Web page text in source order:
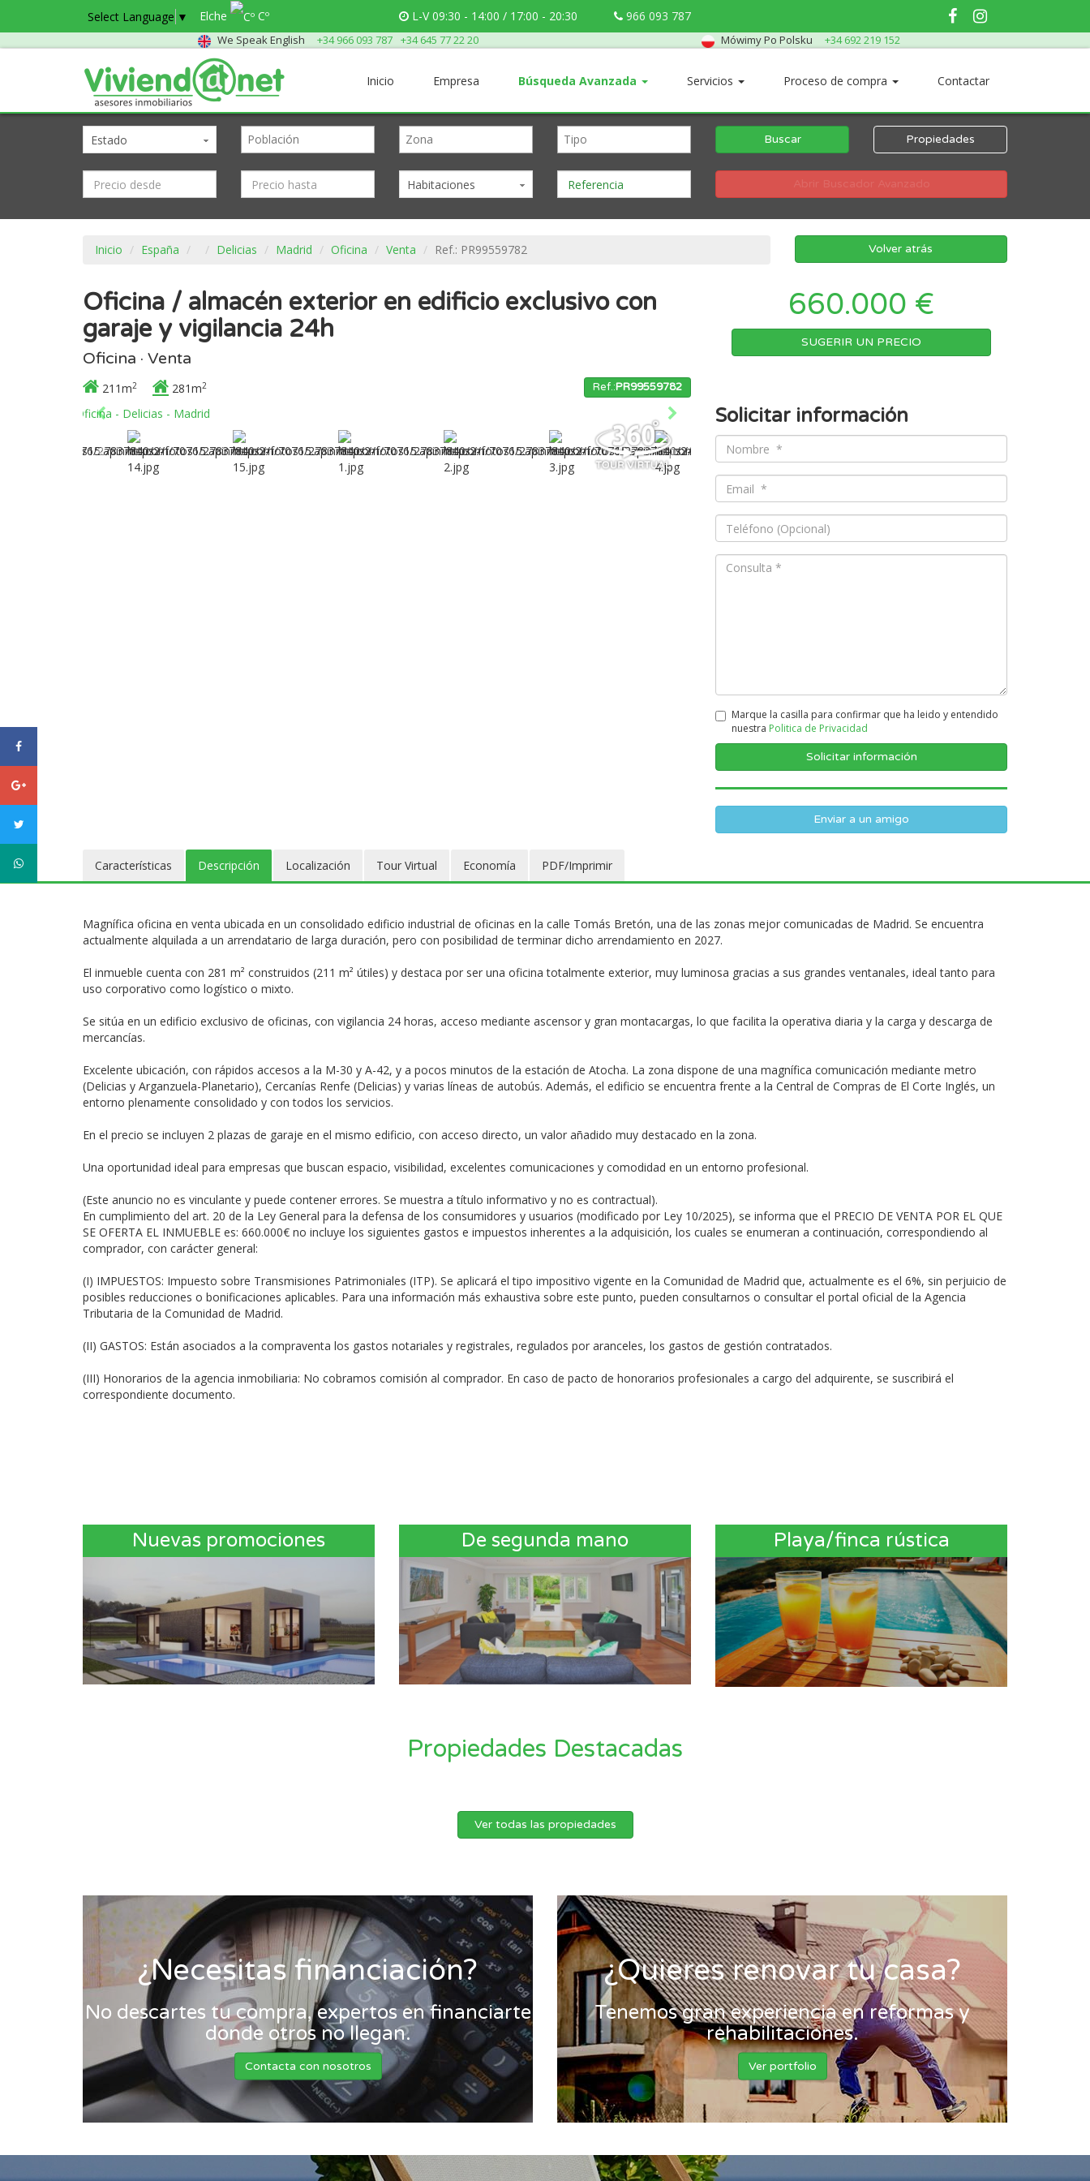
Select Language ▼ Elche Cº L-V 09:30 - 14:00 / 17:00 - 20:30 966 093 787
We Speak English +34 966 093 787 +34 645 77 22 20 Mówimy Po Polsku +34 692 219 152
Inicio Empresa Búsqueda Avanzada Servicios Proceso de compra Contactar
Estado
Habitaciones
Buscar Propiedades
Inicio España Delicias Madrid Oficina Venta Ref.: PR99559782 Volver atrás
Oficina / almacén exterior en edificio exclusivo con
garaje y vigilancia 24h
Oficina · Venta
211m2 281m2 Ref.:PR99559782
660.000 €
SUGERIR UN PRECIO
Solicitar información
Marque la casilla para confirmar que ha leido y entendido
nuestra Politica de Privacidad
Enviar a un amigo
Características Descripción Localización Tour Virtual Economía PDF/Imprimir
Magnífica oficina en venta ubicada en un consolidado edificio industrial de oficinas en la calle Tomás Bretón, una de las zonas mejor comunicadas de Madrid. Se encuentra
actualmente alquilada a un arrendatario de larga duración, pero con posibilidad de terminar dicho arrendamiento en 2027.
El inmueble cuenta con 281 m² construidos (211 m² útiles) y destaca por ser una oficina totalmente exterior, muy luminosa gracias a sus grandes ventanales, ideal tanto para
uso corporativo como logístico o mixto.
Se sitúa en un edificio exclusivo de oficinas, con vigilancia 24 horas, acceso mediante ascensor y gran montacargas, lo que facilita la operativa diaria y la carga y descarga de
mercancías.
Excelente ubicación, con rápidos accesos a la M-30 y A-42, y a pocos minutos de la estación de Atocha. La zona dispone de una magnífica comunicación mediante metro
(Delicias y Arganzuela-Planetario), Cercanías Renfe (Delicias) y varias líneas de autobús. Además, el edificio se encuentra frente a la Central de Compras de El Corte Inglés, un
entorno plenamente consolidado y con todos los servicios.
En el precio se incluyen 2 plazas de garaje en el mismo edificio, con acceso directo, un valor añadido muy destacado en la zona.
Una oportunidad ideal para empresas que buscan espacio, visibilidad, excelentes comunicaciones y comodidad en un entorno profesional.
(Este anuncio no es vinculante y puede contener errores. Se muestra a título informativo y no es contractual).
En cumplimiento del art. 20 de la Ley General para la defensa de los consumidores y usuarios (modificado por Ley 10/2025), se informa que el PRECIO DE VENTA POR EL QUE
SE OFERTA EL INMUEBLE es: 660.000€ no incluye los siguientes gastos e impuestos inherentes a la adquisición, los cuales se enumeran a continuación, correspondiendo al
comprador, con carácter general:
(I) IMPUESTOS: Impuesto sobre Transmisiones Patrimoniales (ITP). Se aplicará el tipo impositivo vigente en la Comunidad de Madrid que, actualmente es el 6%, sin perjuicio de
posibles reducciones o bonificaciones aplicables. Para una información más exhaustiva sobre este punto, pueden consultarnos o consultar el portal oficial de la Agencia
Tributaria de la Comunidad de Madrid.
(II) GASTOS: Están asociados a la compraventa los gastos notariales y registrales, regulados por aranceles, los gastos de gestión contratados.
(III) Honorarios de la agencia inmobiliaria: No cobramos comisión al comprador. En caso de pacto de honorarios profesionales a cargo del adquirente, se suscribirá el
correspondiente documento.
Nuevas promociones De segunda mano Playa/finca rústica
Propiedades Destacadas
Ver todas las propiedades
¿Necesitas financiación?
No descartes tu compra, expertos en financiarte
donde otros no llegan.
Contacta con nosotros
¿Quieres renovar tu casa?
Tenemos gran experiencia en reformas y
rehabilitaciones.
Ver portfolio
facebook
Google
twitter
WhatsApp